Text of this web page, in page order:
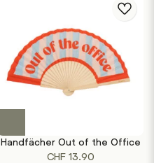
Handfächer Out of the Office
CHF13.90